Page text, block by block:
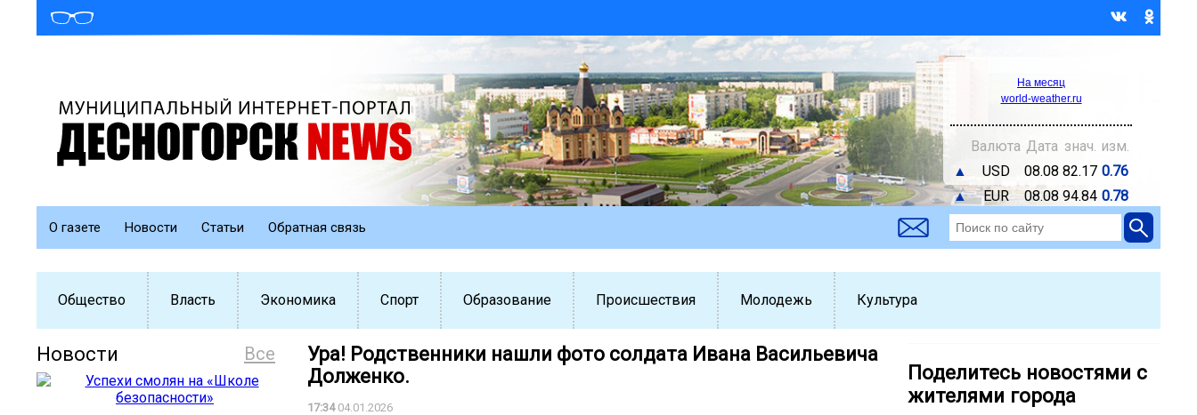
На месяц
world-weather.ru
Валюта Дата знач. изм.
▲
USD 08.08 82.17 0.76
▲
EUR 08.08 94.84 0.78
О газете Новости Статьи Обратная связь
Общество Власть Экономика Спорт Образование Происшествия Молодежь Культура
Все
Новости
Ура! Родственники нашли фото солдата Ивана Васильевича
Долженко.
17:3404.01.2026
Поделитесь новостями с
жителями города